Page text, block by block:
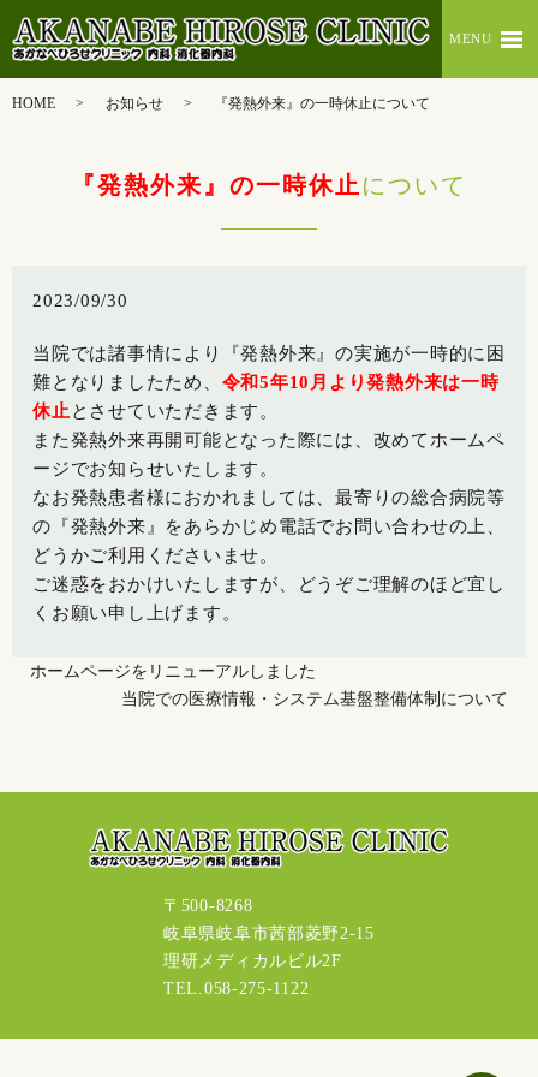
MENU
HOME お知らせ 『発熱外来』の一時休止について
『発熱外来』の一時休止 について
2023/09/30
当院では諸事情により『発熱外来』の実施が一時的に困
難となりましたため、 令和5年10月より発熱外来は一時
休止 とさせていただきます。
また発熱外来再開可能となった際には、改めてホームペ
ージでお知らせいたします。
なお発熱患者様におかれましては、最寄りの総合病院等
の『発熱外来』をあらかじめ電話でお問い合わせの上、
どうかご利用くださいませ。
ご迷惑をおかけいたしますが、どうぞご理解のほど宜し
くお願い申し上げます。
ホームページをリニューアルしました
当院での医療情報・システム基盤整備体制について
〒500-8268
岐阜県岐阜市茜部菱野2-15
理研メディカルビル2F
TEL.058-275-1122